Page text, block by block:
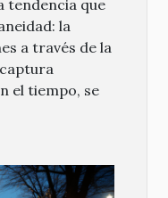
tendencia que
la
a través de la
el tiempo, se